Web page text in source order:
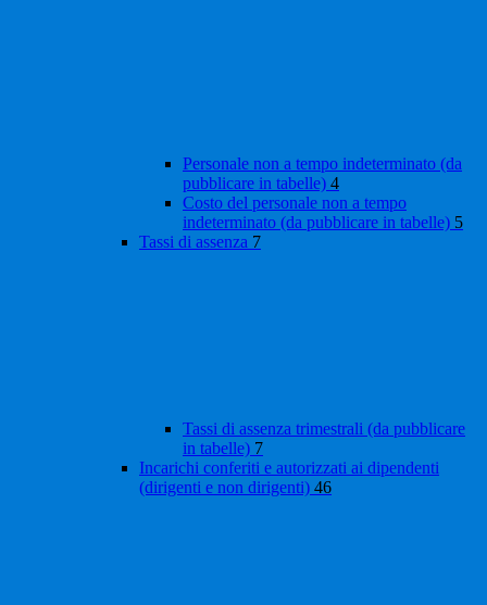
Personale non a tempo indeterminato (da
pubblicare in tabelle) 4
Costo del personale non a tempo
indeterminato (da pubblicare in tabelle) 5
Tassi di assenza 7
Tassi di assenza trimestrali (da pubblicare
in tabelle) 7
Incarichi conferiti e autorizzati ai dipendenti
(dirigenti e non dirigenti) 46